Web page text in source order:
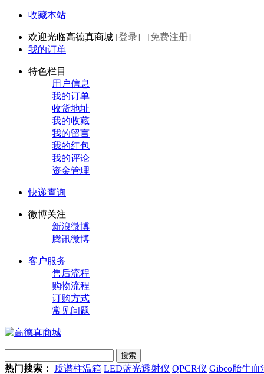
收藏本站
欢迎光临高德真商城 [登录]
[免费注册]
我的订单
特色栏目
用户信息
我的订单
收货地址
我的收藏
我的留言
我的红包
我的评论
资金管理
快递查询
微博关注
新浪微博
腾讯微博
客户服务
售后流程
购物流程
订购方式
常见问题
热门搜索： 质谱柱温箱 LED蓝光透射仪 QPCR仪 Gibco胎牛血